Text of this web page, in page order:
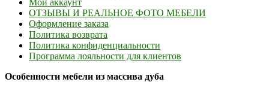
Мой аккаунт
ОТЗЫВЫ И РЕАЛЬНОЕ ФОТО МЕБЕЛИ
Оформление заказа
Политика возврата
Политика конфиденциальности
Программа лояльности для клиентов
Особенности мебели из массива дуба